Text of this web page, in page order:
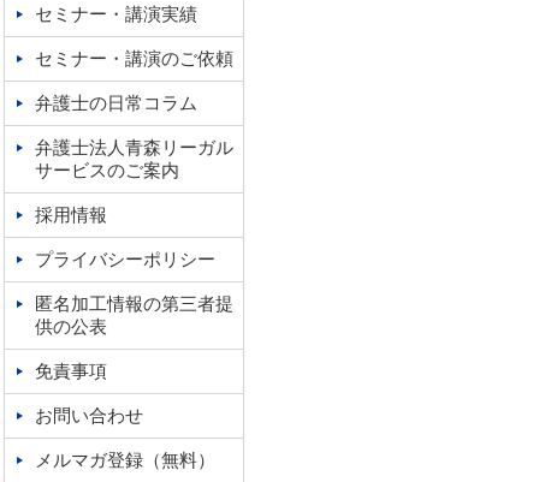
セミナー・講演実績
セミナー・講演のご依頼
弁護士の日常コラム
弁護士法人青森リーガル
サービスのご案内
採用情報
プライバシーポリシー
匿名加工情報の第三者提
供の公表
免責事項
お問い合わせ
メルマガ登録（無料）